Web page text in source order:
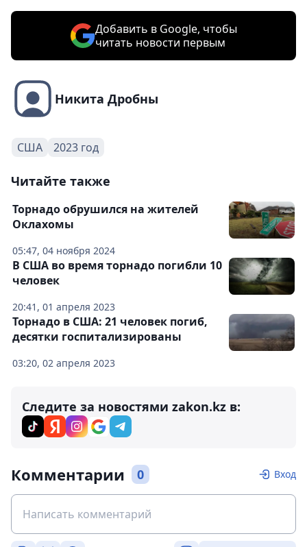
Добавить в Google, чтобы
читать новости первым
Никита Дробны
США 2023 год
Читайте также
05:47, 04 ноября 2024
Торнадо обрушился на жителей
Оклахомы
20:41, 01 апреля 2023
В США во время торнадо погибли 10
человек
03:20, 02 апреля 2023
Торнадо в США: 21 человек погиб,
десятки госпитализированы
Следите за новостями zakon.kz в:
Комментарии 0 Вход